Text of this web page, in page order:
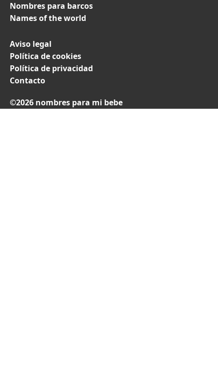
Nombres para barcos
Names of the world
Aviso legal
Política de cookies
Política de privacidad
Contacto
©2026 nombres para mi bebe